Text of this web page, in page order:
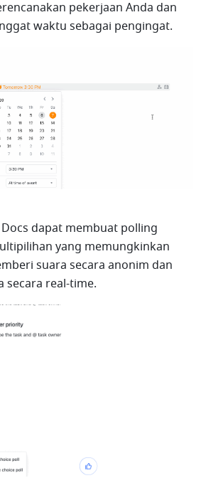
pekerjaan Anda dan
waktu sebagai pengingat.
dapat membuat polling
yang memungkinkan
suara secara anonim dan
secara real-time.